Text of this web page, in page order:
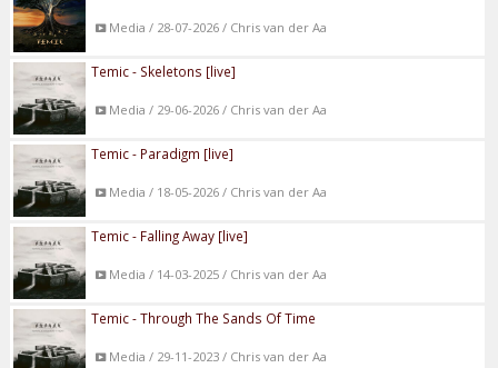
Media / 28-07-2026 / Chris van der Aa
Temic - Skeletons [live]
Media / 29-06-2026 / Chris van der Aa
Temic - Paradigm [live]
Media / 18-05-2026 / Chris van der Aa
Temic - Falling Away [live]
Media / 14-03-2025 / Chris van der Aa
Temic - Through The Sands Of Time
Media / 29-11-2023 / Chris van der Aa